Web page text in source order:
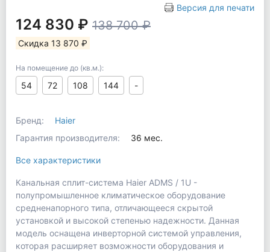
Версия для печати
124 830 ₽ 138 700 ₽
Скидка 13 870 ₽
На помещение до (кв.м.):
54 72 108 144 -
Бренд:
Haier
Гарантия производителя:
36 мес.
Все характеристики
Канальная сплит-система Haier ADMS / 1U -
полупромышленное климатическое оборудование
средненапорного типа, отличающееся скрытой
установкой и высокой степенью надежности. Данная
модель оснащена инверторной системой управления,
которая расширяет возможности оборудования и